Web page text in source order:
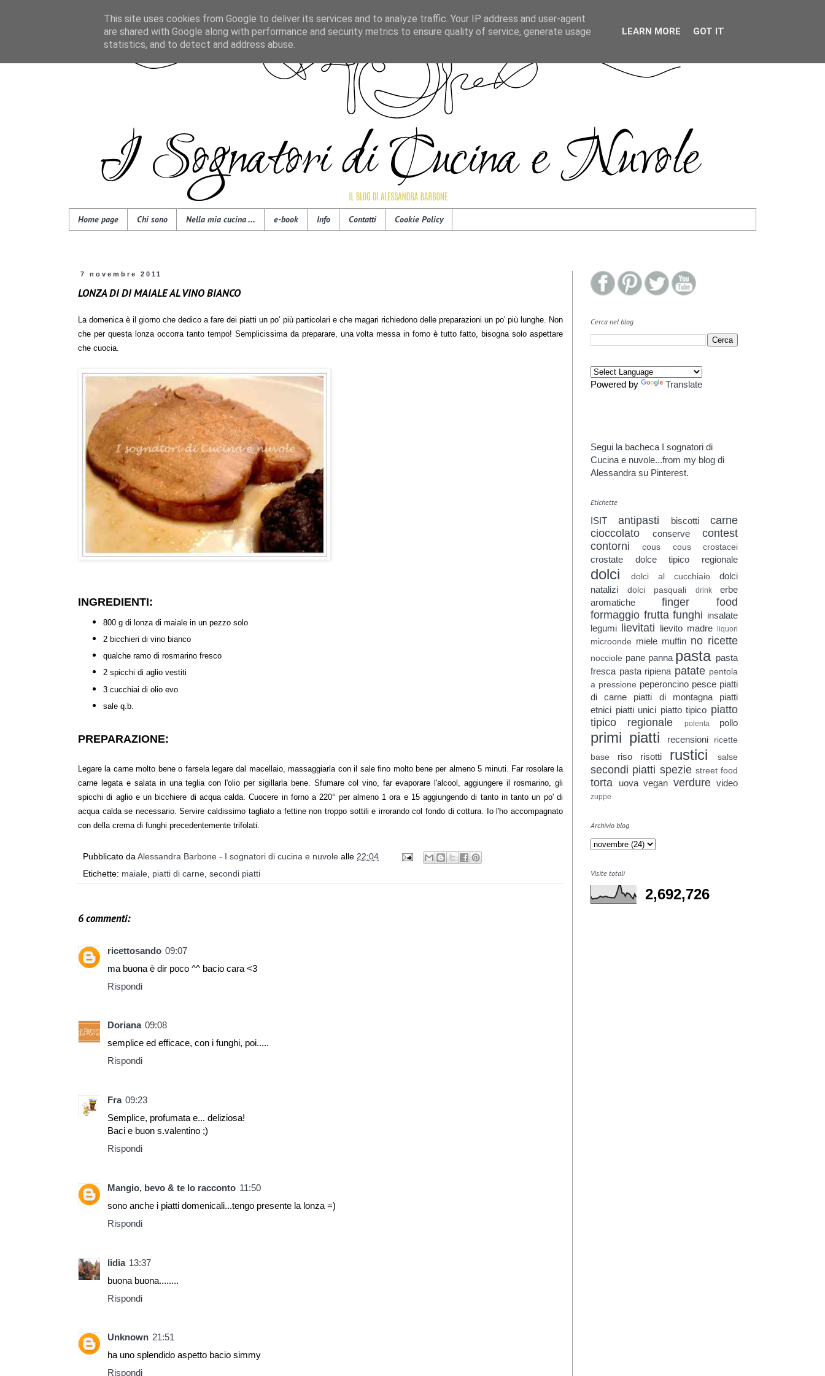
Home page Chi sono Nella mia cucina ... e-book Info Contatti Cookie Policy
7 novembre 2011
LONZA DI DI MAIALE AL VINO BIANCO
La domenica è il giorno che dedico a fare dei piatti un po' più particolari e che magari richiedono delle preparazioni un po' più lunghe. Non
che per questa lonza occorra tanto tempo! Semplicissima da preparare, una volta messa in forno è tutto fatto, bisogna solo aspettare
che cuocia.
INGREDIENTI:
800 g di lonza di maiale in un pezzo solo
2 bicchieri di vino bianco
qualche ramo di rosmarino fresco
2 spicchi di aglio vestiti
3 cucchiai di olio evo
sale q.b.
PREPARAZIONE:
Legare la carne molto bene o farsela legare dal macellaio, massaggiarla con il sale fino molto bene per almeno 5 minuti. Far rosolare la
carne legata e salata in una teglia con l'olio per sigillarla bene. Sfumare col vino, far evaporare l'alcool, aggiungere il rosmarino, gli
spicchi di aglio e un bicchiere di acqua calda. Cuocere in forno a 220° per almeno 1 ora e 15 aggiungendo di tanto in tanto un po' di
acqua calda se necessario. Servire caldissimo tagliato a fettine non troppo sottili e irrorando col fondo di cottura. Io l'ho accompagnato
con della crema di funghi precedentemente trifolati.
Pubblicato da Alessandra Barbone - I sognatori di cucina e nuvole alle 22:04
Etichette: maiale piatti di carne secondi piatti
6 commenti:
ricettosando 09:07
ma buona è dir poco ^^ bacio cara <3
Rispondi
Doriana 09:08
semplice ed efficace, con i funghi, poi.....
Rispondi
Fra 09:23
Semplice, profumata e... deliziosa!
Baci e buon s.valentino ;)
Rispondi
Mangio, bevo & te lo racconto 11:50
sono anche i piatti domenicali...tengo presente la lonza =)
Rispondi
lidia 13:37
buona buona........
Rispondi
Unknown 21:51
ha uno splendido aspetto bacio simmy
Rispondi
Cerca nel blog
Powered by Translate
Segui la bacheca I sognatori di
Cucina e nuvole...from my blog di
Alessandra su Pinterest.
Etichette
ISIT antipasti biscotti
carne
cioccolato
conserve
contest
contorni
cous cous crostacei
crostate dolce tipico regionale
dolci dolci al cucchiaio
dolci
natalizi
dolci pasquali drink
erbe
aromatiche
finger food
formaggio frutta funghi insalate
legumi lievitati lievito madre liquori
microonde miele muffin no ricette
nocciole pane panna pasta pasta
fresca pasta ripiena patate pentola
a pressione peperoncino pesce piatti
di carne
piatti di montagna
piatti
etnici piatti unici piatto tipico piatto
tipico regionale
polenta pollo
primi piatti recensioni
ricette
base
riso risotti rustici salse
secondi piatti spezie street food
torta uova vegan verdure video
zuppe
Archivio blog
Visite totali
2,692,726
This site uses cookies from Google to deliver its services and to analyze traffic. Your IP address and user-agent
are shared with Google along with performance and security metrics to ensure quality of service, generate usage
statistics, and to detect and address abuse.
LEARN MORE GOT IT